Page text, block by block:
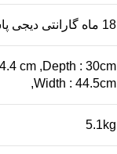
18 ماه گارانتی دیجی پاسکال
cm ,Depth : 30cm
,Width : 44.5cm
5.1kg